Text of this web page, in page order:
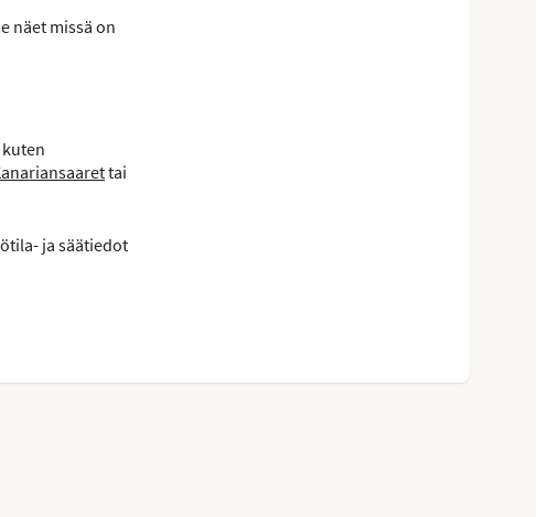
näet missä on
tai
ja säätiedot